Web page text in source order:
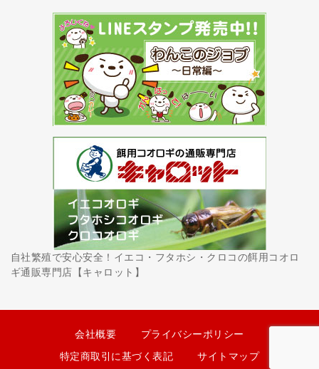
自社繁殖で安心安全！イエコ・フタホシ・クロコの餌用コオロ
ギ通販専門店【キャロット】
会社概要 プライバシーポリシー
特定商取引に基づく表記 サイトマップ